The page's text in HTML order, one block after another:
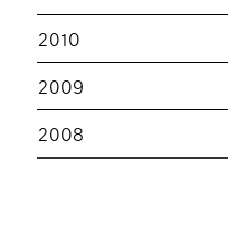
2010
2009
2008